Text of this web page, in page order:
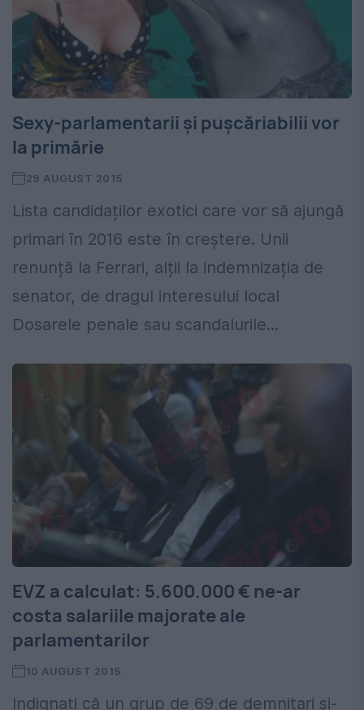
Sexy-parlamentarii și pușcăriabilii vor
la primărie
29 AUGUST 2015
Lista candidaților exotici care vor să ajungă
primari în 2016 este în creștere. Unii
renunță la Ferrari, alții la indemnizația de
senator, de dragul interesului local
Dosarele penale sau scandalurile...
EVZ a calculat: 5.600.000 € ne-ar
costa salariile majorate ale
parlamentarilor
10 AUGUST 2015
Indignați că un grup de 69 de demnitari și-